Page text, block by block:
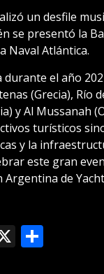
un desfile
se presentó la
Naval Atlántica.
el año
(Grecia), Río
y Al Mussanah
turísticos
y la
este gran
de
X